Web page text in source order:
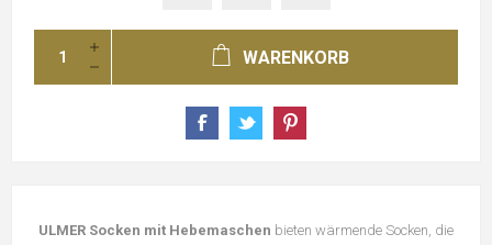
WARENKORB
ULMER Socken mit Hebemaschen bieten wärmende Socken, die